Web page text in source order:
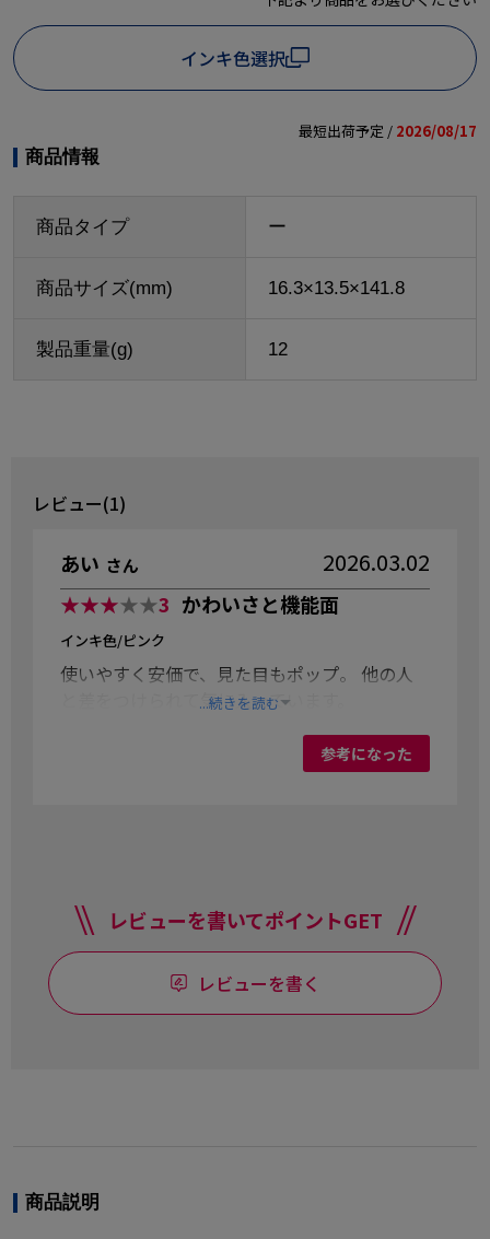
インキ色選択
最短出荷予定 / 2026/08/17
商品情報
商品タイプ ー
商品サイズ(mm) 16.3×13.5×141.8
製品重量(g) 12
レビュー(1)
あい さん 2026.03.02
★★★★★3 かわいさと機能面
インキ色/ピンク
使いやすく安価で、見た目もポップ。 他の人
と差をつけられて気に入っています。
...続きを読む
参考になった
レビューを書いてポイントGET
レビューを書く
商品説明